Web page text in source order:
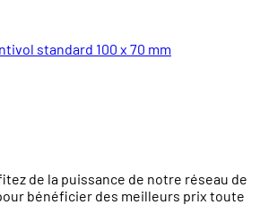
standard 100 x 70 mm
de la puissance de notre réseau de
bénéficier des meilleurs prix toute